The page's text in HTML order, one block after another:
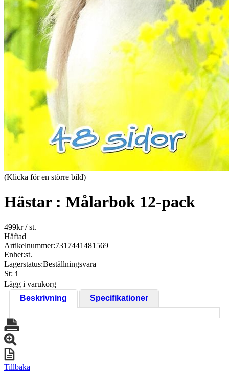
(Klicka för en större bild)
Hästar : Målarbok 12-pack
499kr/ st.
Häftad
Artikelnummer:7317441481569
Enhet:st.
Lagerstatus:Beställningsvara
St:
Lägg i varukorg
Beskrivning
Specifikationer
Tillbaka